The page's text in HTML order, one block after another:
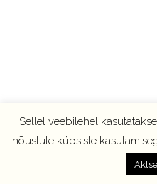
Sellel veebilehel
nõustute küpsiste